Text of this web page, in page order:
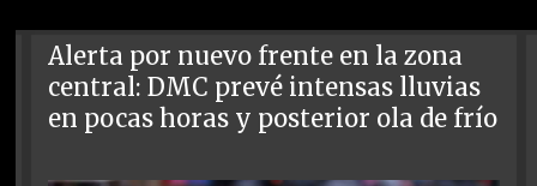
Alerta por nuevo frente en la zona
central: DMC prevé intensas lluvias
en pocas horas y posterior ola de frío